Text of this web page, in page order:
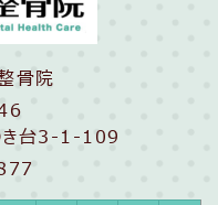
骨院
き台3-1-109